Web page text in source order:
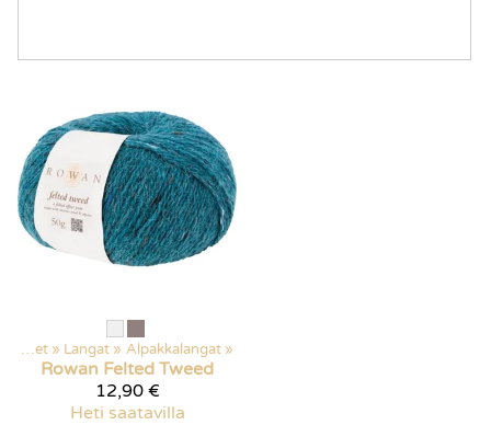
Kaikki tuotteet ‪» Langat ‪» Alpakkalangat ‪»
Rowan Felted Tweed
12,90 €
Heti saatavilla